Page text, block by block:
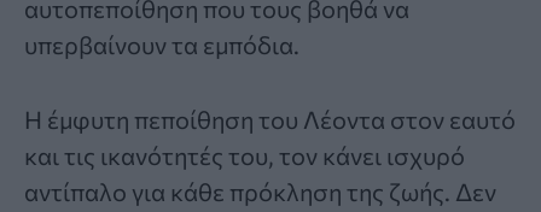
αυτοπεποίθηση που τους βοηθά να
υπερβαίνουν τα εμπόδια.
Η έμφυτη πεποίθηση του Λέοντα στον εαυτό
και τις ικανότητές του, τον κάνει ισχυρό
αντίπαλο για κάθε πρόκληση της ζωής. Δεν